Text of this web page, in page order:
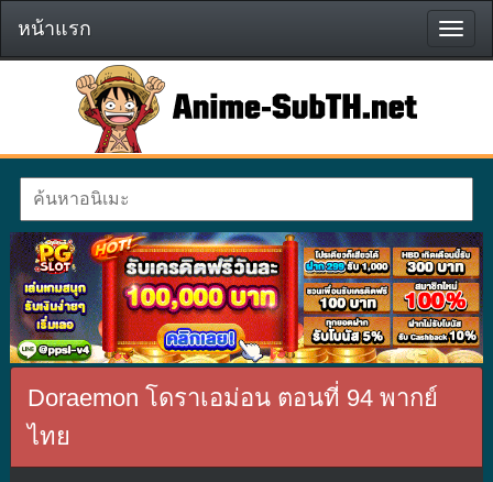
หน้า
แรก
หน้าแรก
Doraemon โดราเอม่อน ตอนที่ 94 พากย์
ไทย